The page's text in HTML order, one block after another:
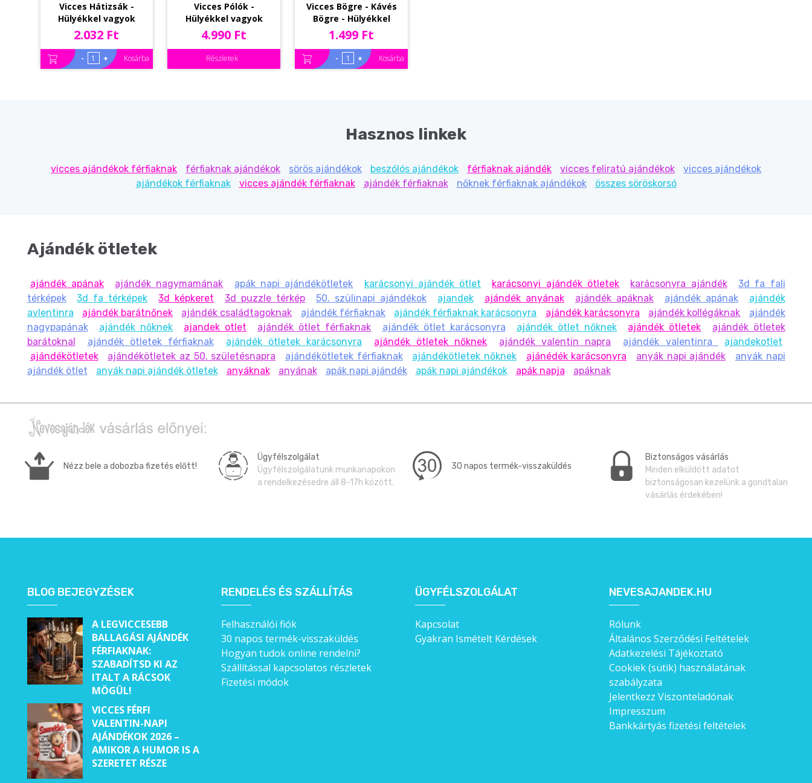
Vicces Hátizsák -
Hülyékkel vagyok
körülvéve – Vicces
Ajándék
2.032 Ft
- + Kosárba
Vicces Pólók -
Hülyékkel vagyok
körülvéve - Vicces férfi
póló, Pamut póló
4.990 Ft
Részletek
Vicces Bögre - Kávés
Bögre - Hülyékkel
vagyok körülvéve –
Vicces Ajándék
1.499 Ft
- + Kosárba
Hasznos linkek
vicces ajándékok férfiaknak férfiaknak ajándékok sörös ajándékok beszólós ajándékok férfiaknak ajándék vicces feliratú ajándékok
vicces ajándékok
ajándékok férfiaknak
vicces ajándék férfiaknak ajándék férfiaknak nőknek férfiaknak ajándékok összes söröskorsó
Ajándék ötletek
ajándék apának ajándék nagymamának apák napi ajándékötletek karácsonyi ajándék ötlet karácsonyi ajándék ötletek karácsonyra ajándék
3d fa fali
térképek
3d fa térképek 3d képkeret 3d puzzle térkép 50. szülinapi ajándékok ajandek ajándék anyának ajándék apáknak ajándék apának
ajándék
avlentinra
ajándék barátnőnek ajándék családtagoknak ajándék férfiaknak ajándék férfiaknak karácsonyra ajándék karácsonyra ajándék kollégáknak
ajándék
nagypapának
ajándék nőknek ajandek otlet ajándék ötlet férfiaknak ajándék ötlet karácsonyra ajándék ötlet nőknek ajándék ötletek
ajándék ötletek
barátoknal
ajándék ötletek férfiaknak ajándék ötletek karácsonyra ajándék ötletek nőknek ajándék valentin napra ajándék valentinra
ajandekotlet
ajándékötletek
ajándékötletek az 50. születésnapra ajándékötletek férfiaknak ajándékötletek nőknek ajánédék karácsonyra anyák napi ajándék
anyák napi
ajándék ötlet
anyák napi ajándék ötletek anyáknak anyának apák napi ajándék apák napi ajándékok apák napja apáknak
Nézz bele a dobozba fizetés előtt!
Ügyfélszolgálat
Ügyfélszolgálatunk munkanapokon
a rendelkezésedre áll 8-17h között.
30 napos termék-visszaküldés
Biztonságos vásárlás
Minden elküldött adatot
biztonságosan kezelünk a gondtalan
vásárlás érdekében!
BLOG BEJEGYZÉSEK
A LEGVICCESEBB
BALLAGÁSI AJÁNDÉK
FÉRFIAKNAK:
SZABADÍTSD KI AZ
ITALT A RÁCSOK
MÖGÜL!
VICCES FÉRFI
VALENTIN-NAPI
AJÁNDÉKOK 2026 –
AMIKOR A HUMOR IS A
SZERETET RÉSZE
RENDELÉS ÉS SZÁLLÍTÁS
Felhasználói fiók
30 napos termék-visszaküldés
Hogyan tudok online rendelni?
Szállítással kapcsolatos részletek
Fizetési módok
ÜGYFÉLSZOLGÁLAT
Kapcsolat
Gyakran Ismételt Kérdések
NEVESAJANDEK.HU
Rólunk
Általános Szerződési Feltételek
Adatkezelési Tájékoztató
Cookiek (sütik) használatának
szabályzata
Jelentkezz Viszonteladónak
Impresszum
Bankkártyás fizetési feltételek